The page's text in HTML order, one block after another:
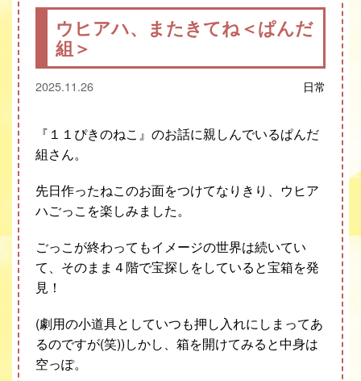
ウヒアハ、またきてね＜ぱんだ
組＞
2025.11.26 日常
『１１ぴきのねこ』のお話に親しんでいるぱんだ
組さん。
先日作ったねこのお面をつけてなりきり、ウヒア
ハごっこを楽しみました。
ごっこが終わってもイメージの世界は続いてい
て、そのまま４階で宝探しをしていると宝箱を発
見 ！
(劇用の小道具としていつも押し入れにしまってあ
るのですが(笑))しかし、箱を開けてみると中身は
空っぽ。
給食室だより
あゆみギャラリー
プライバシーポリシー
サイトマップ